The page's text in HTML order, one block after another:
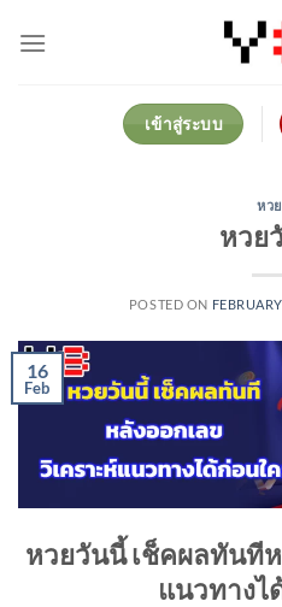
เข้าสู่ระบบ
หวย
หวย
POSTED ON
16
Feb
หวยวันนี้ เช็คผลทันทีห
แนวทางไ